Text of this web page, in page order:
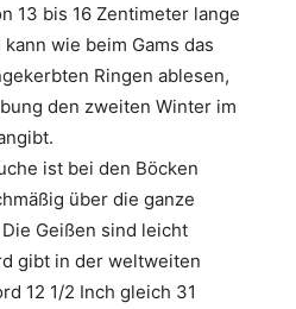
13 bis 16 Zentimeter lange
wie beim Gams das
Ringen ablesen,
den zweiten Winter im
ist bei den Böcken
über die ganze
Geißen sind leicht
gibt in der weltweiten
12 1/2 Inch gleich 31